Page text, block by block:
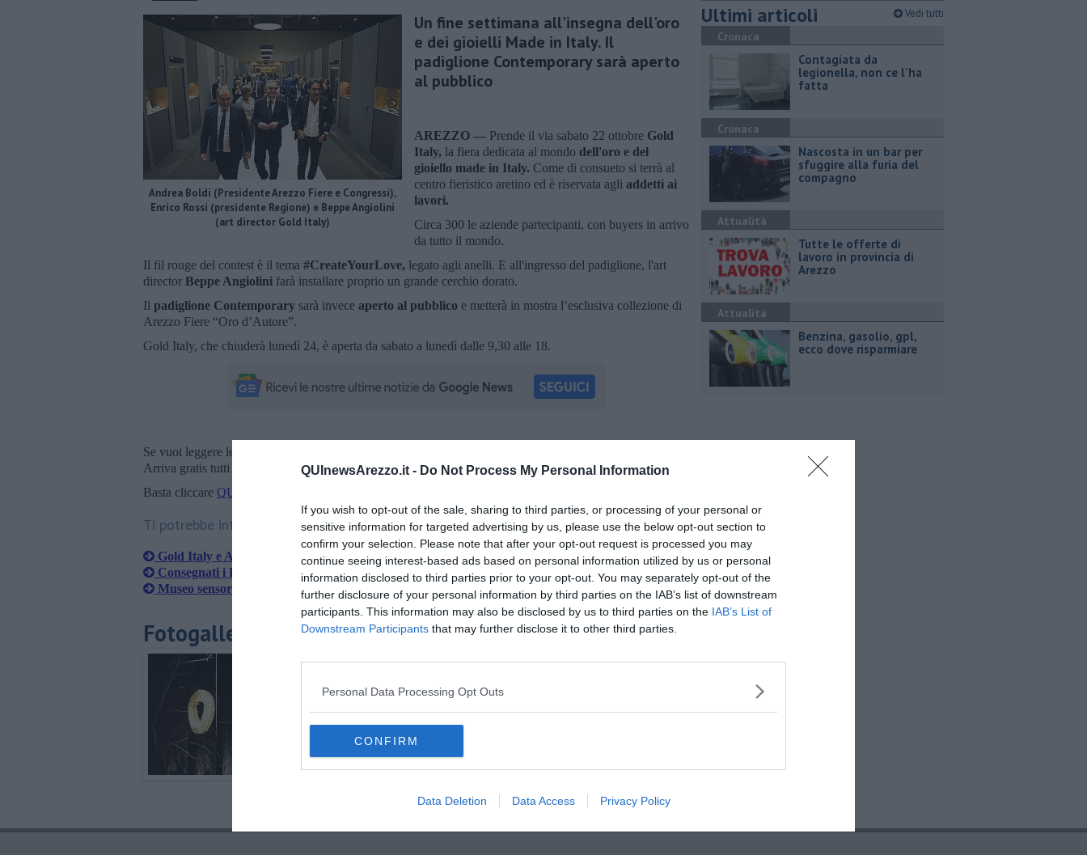
QUInewsArezzo.it - Do Not Process My Personal Information
If you wish to opt-out of the sale, sharing to third parties, or processing of your personal or
sensitive information for targeted advertising by us, please use the below opt-out section to
confirm your selection. Please note that after your opt-out request is processed you may
continue seeing interest-based ads based on personal information utilized by us or personal
information disclosed to third parties prior to your opt-out. You may separately opt-out of the
further disclosure of your personal information by third parties on the IAB’s list of downstream
participants. This information may also be disclosed by us to third parties on the IAB’s List of
Downstream Participants that may further disclose it to other third parties.
Personal Data Processing Opt Outs
CONFIRM
Data Deletion Data Access Privacy Policy
Andrea Boldi (Presidente Arezzo Fiere e Congressi),
Enrico Rossi (presidente Regione) e Beppe Angiolini
(art director Gold Italy)
Un fine settimana all'insegna dell'oro
e dei gioielli Made in Italy. Il
padiglione Contemporary sarà aperto
al pubblico
AREZZO — Prende il via sabato 22 ottobre Gold
Italy, la fiera dedicata al mondo dell'oro e del
gioiello made in Italy. Come di consueto si terrà al
centro fieristico aretino ed è riservata agli addetti ai
lavori.
Circa 300 le aziende partecipanti, con buyers in arrivo
da tutto il mondo.
Il fil rouge del contest è il tema #CreateYourLove, legato agli anelli. E all'ingresso del padiglione, l'art
director Beppe Angiolini farà installare proprio un grande cerchio dorato.
Il padiglione Contemporary sarà invece aperto al pubblico e metterà in mostra l’esclusiva collezione di
Arezzo Fiere “Oro d’Autore”.
Gold Italy, che chiuderà lunedì 24, è aperta da sabato a lunedì dalle 9,30 alle 18.
Se vuoi leggere le notizie principali della Toscana iscriviti alla
Arriva gratis tutti i giorni alle 20:00 direttamente nella tua casella di posta.
Basta cliccare QUI
Ti potrebbe interessare anche:
Gold Italy e ArezzoAbilia modificano il traffico
Consegnati i Premi Fedeltà al Lavoro
Museo sensoriale per Piero della Francesca
Fotogallery
Ultimi articoli Vedi tutti
Cronaca
Contagiata da
legionella, non ce l'ha
fatta
Cronaca
Nascosta in un bar per
sfuggire alla furia del
compagno
Attualità
​Tutte le offerte di
lavoro in provincia di
Arezzo
Attualità
​Benzina, gasolio, gpl,
ecco dove risparmiare